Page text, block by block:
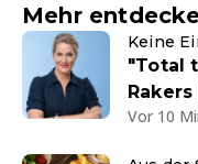
Mehr
Keine
"Total
Vor 10